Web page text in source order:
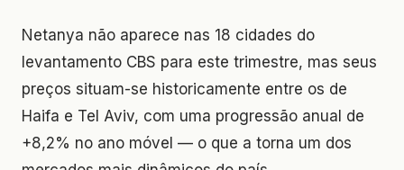
Netanya não aparece nas 18 cidades do
levantamento CBS para este trimestre, mas seus
preços situam-se historicamente entre os de
Haifa e Tel Aviv, com uma progressão anual de
+8,2% no ano móvel — o que a torna um dos